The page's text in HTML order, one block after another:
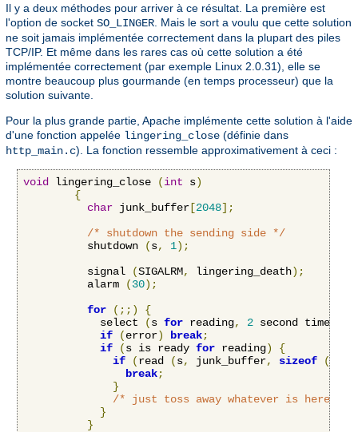
Il y a deux méthodes pour arriver à ce résultat. La première est
l'option de socket SO_LINGER . Mais le sort a voulu que cette solution
ne soit jamais implémentée correctement dans la plupart des piles
TCP/IP. Et même dans les rares cas où cette solution a été
implémentée correctement (par exemple Linux 2.0.31), elle se
montre beaucoup plus gourmande (en temps processeur) que la
solution suivante.
Pour la plus grande partie, Apache implémente cette solution à l'aide
d'une fonction appelée lingering_close (définie dans
http_main.c). La fonction ressemble approximativement à ceci :
void lingering_close (int s)
{
char junk_buffer [2048];
/* shutdown the sending side */
          shutdown
(s, 1);
          signal
(SIGALRM, lingering_death);
          alarm
(30);
for
(;;)
{
            select
(s for reading, 2 second timeout
if
(error) break;
if
(s is ready for reading)
{
if
(read (s, junk_buffer, sizeof (
break;
}
/* just toss away whatever is here */
}
}